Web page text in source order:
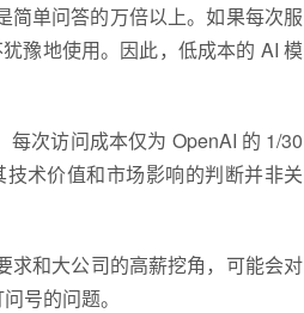
简单问答的万倍以上。如果每次服
豫地使用。因此，低成本的 AI 模
每次访问成本仅为 OpenAI 的 1/30
术价值和市场影响的判断并非关
求和大公司的高薪挖角，可能会对
号的问题。